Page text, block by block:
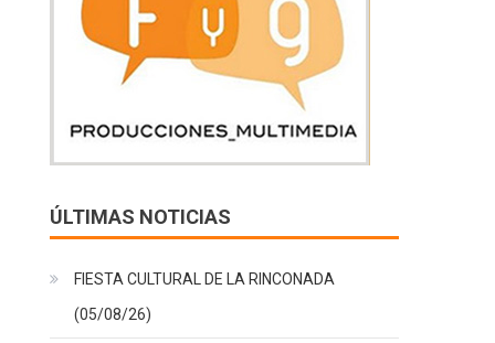
ÚLTIMAS NOTICIAS
FIESTA CULTURAL DE LA RINCONADA
(05/08/26)